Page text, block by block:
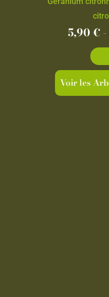
5,90€ -
Voir les